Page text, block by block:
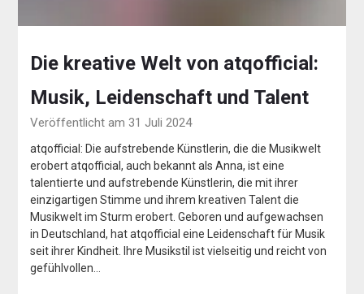
Die kreative Welt von atqofficial:
Musik, Leidenschaft und Talent
Veröffentlicht am 31 Juli 2024
atqofficial: Die aufstrebende Künstlerin, die die Musikwelt
erobert atqofficial, auch bekannt als Anna, ist eine
talentierte und aufstrebende Künstlerin, die mit ihrer
einzigartigen Stimme und ihrem kreativen Talent die
Musikwelt im Sturm erobert. Geboren und aufgewachsen
in Deutschland, hat atqofficial eine Leidenschaft für Musik
seit ihrer Kindheit. Ihre Musikstil ist vielseitig und reicht von
gefühlvollen…